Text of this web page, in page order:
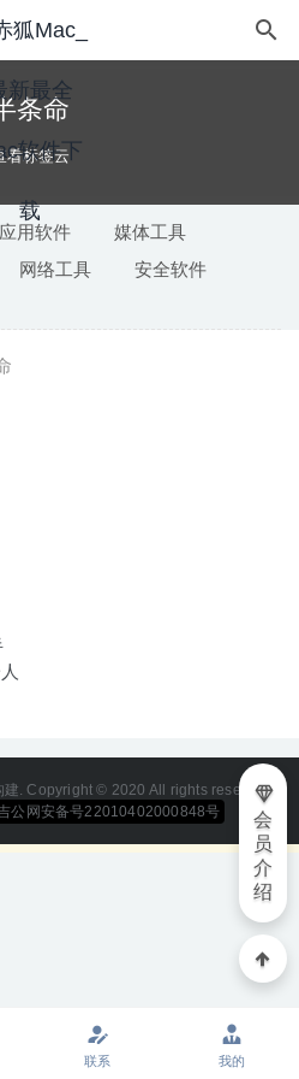
条命
看标签云
应用软件
媒体工具
网络工具
安全软件
建. Copyright © 2020 All rights reserved
公网安备号22010402000848号
会
员
介
绍
– 文件夹同步工具
作效率提升工具
芬奇) 16.2.1 中文版-顶级视频调
联系 我的